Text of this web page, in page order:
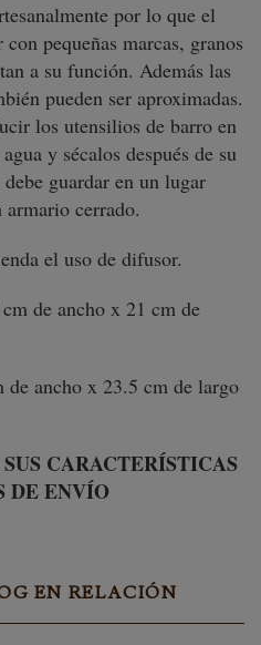
por lo que el
pequeñas marcas, granos
a su función. Además las
pueden ser aproximadas.
los utensilios de barro en
y sécalos después de su
guardar en un lugar
cerrado.
el uso de difusor.
de ancho x 21 cm de
de ancho x 23.5 cm de largo
CARACTERÍSTICAS
DE ENVÍO
EN RELACIÓN